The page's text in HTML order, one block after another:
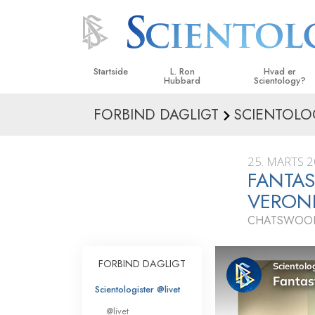
Startside L. Ron
Hubbard
Hvad er
Scientology?
Anskuelser og
Hvad scientologer
om Scientology
Mød en scientolog
De
i Scientology
En introduktion til
FORBIND DAGLIGT
25. MARTS
FORBIND DAGLIGT
Scientologister @livet
@livet